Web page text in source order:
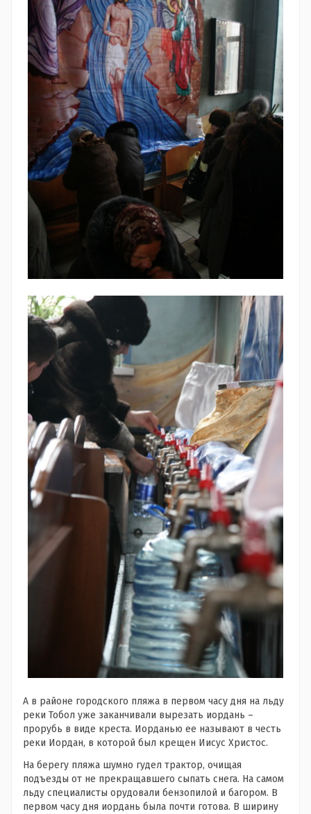
А в районе городского пляжа в первом часу дня на льду
реки Тобол уже заканчивали вырезать иордань –
прорубь в виде креста. Иорданью ее называют в честь
реки Иордан, в которой был крещен Иисус Христос.
На берегу пляжа шумно гудел трактор, очищая
подъезды от не прекращавшего сыпать снега. На самом
льду специалисты орудовали бензопилой и багором. В
первом часу дня иордань была почти готова. В ширину